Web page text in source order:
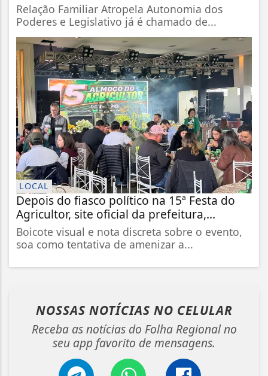
Relação Familiar Atropela Autonomia dos
Poderes e Legislativo já é chamado de...
LOCAL
Depois do fiasco político na 15ª Festa do
Agricultor, site oficial da prefeitura,...
Boicote visual e nota discreta sobre o evento,
soa como tentativa de amenizar a...
NOSSAS NOTÍCIAS NO CELULAR
Receba as notícias do Folha Regional no
seu app favorito de mensagens.